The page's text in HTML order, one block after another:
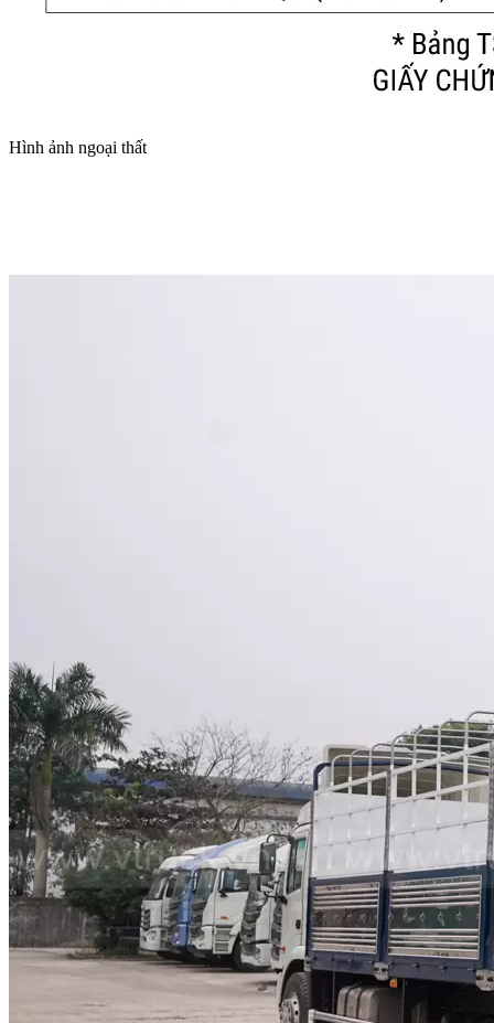
Hình ảnh ngoại thất